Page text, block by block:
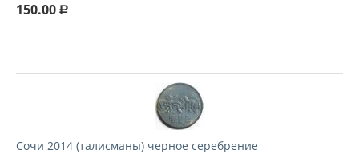
150.00 Р
Сочи 2014 (талисманы) черное серебрение